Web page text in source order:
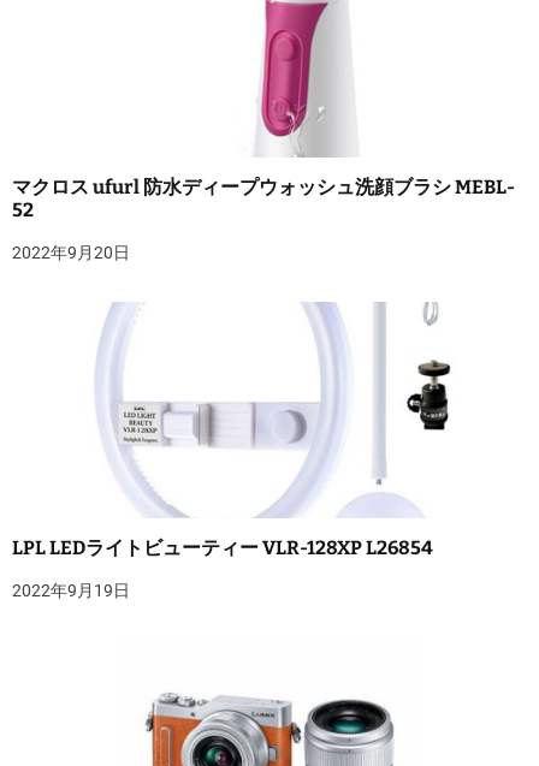
マクロス ufurl 防水ディープウォッシュ洗顔ブラシ MEBL-
52
2022年9月20日
LPL LEDライトビューティー VLR-128XP L26854
2022年9月19日